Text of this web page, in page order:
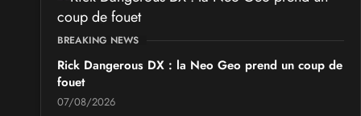
GeekNIID 2026
les 19 et 20 septembre 2026 - à Grigny
SALONS & CONVENTIONS GEEKS
Japan Manga Wave Colmar 2026
BREAKING NEWS
Rick Dangerous DX : la Neo Geo prend un coup de
fouet
07/08/2026